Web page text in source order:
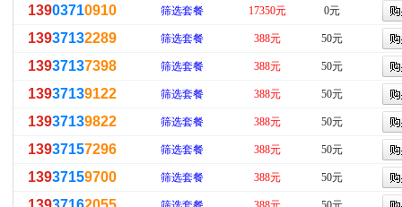
13903710910 筛选套餐 17350元 0元
13937132289 筛选套餐 388元 50元
13937137398 筛选套餐 388元 50元
13937139122 筛选套餐 388元 50元
13937139822 筛选套餐 388元 50元
13937157296 筛选套餐 388元 50元
13937159700 筛选套餐 388元 50元